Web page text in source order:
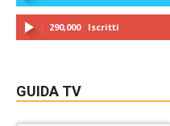
290,000 Iscritti
GUIDA TV